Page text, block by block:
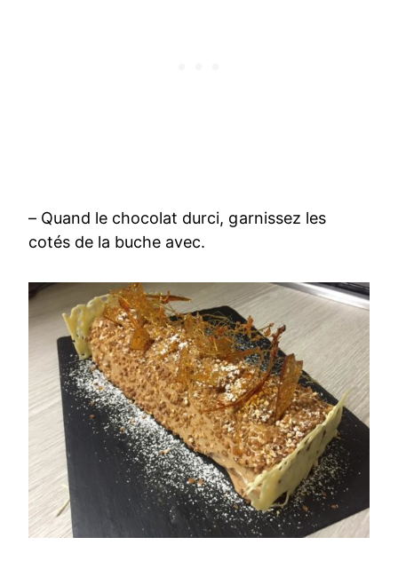
– Quand le chocolat durci, garnissez les
cotés de la buche avec.